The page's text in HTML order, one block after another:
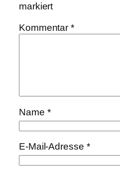
markiert
Kommentar*
Name *
E-Mail-Adresse *